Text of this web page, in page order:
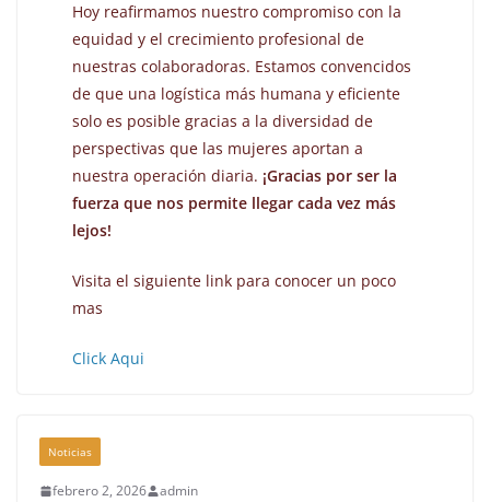
Hoy reafirmamos nuestro compromiso con la
equidad y el crecimiento profesional de
nuestras colaboradoras. Estamos convencidos
de que una logística más humana y eficiente
solo es posible gracias a la diversidad de
perspectivas que las mujeres aportan a
nuestra operación diaria. ¡Gracias por ser la
fuerza que nos permite llegar cada vez más
lejos!
Visita el siguiente link para conocer un poco
mas
Click Aqui
Noticias
febrero 2, 2026 admin